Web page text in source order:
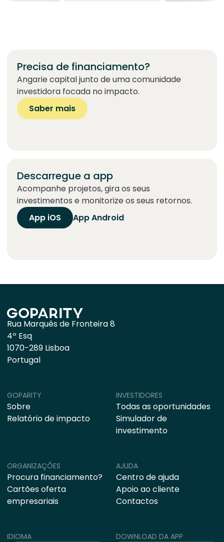
Precisa de financiamento?
Angarie capital junto de uma comunidade
investidora focada no impacto.
Saber mais
Descarregue a app
Acompanhe projetos, gira os seus
investimentos e monitorize os seus retornos.
App iOS
App Android
Rua Marquês de Fronteira 8
4º Esq
1070-289 Lisboa
Portugal
ORGANIZAÇÕES
Procura financiamento?
Cartões oferta
empresariais
AJUDA
Centro de ajuda
Apoio ao cliente
Contactos
GOPARITY
Sobre
Relatório de impacto
INVESTIDORES
Todas as oportunidades
Simulador de
investimento
IDIOMA
DOWNLOAD DA APP